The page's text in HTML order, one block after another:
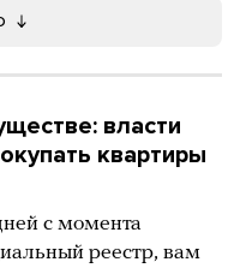
власти
квартиры
с момента
реестр, вам